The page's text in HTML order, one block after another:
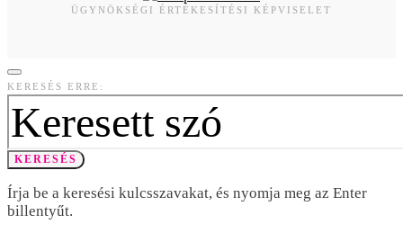
ÜGYNÖKSÉGI ÉRTÉKESÍTÉSI KÉPVISELET
KERESÉS ERRE:
KERESÉS
Írja be a keresési kulcsszavakat, és nyomja meg az Enter
billentyűt.